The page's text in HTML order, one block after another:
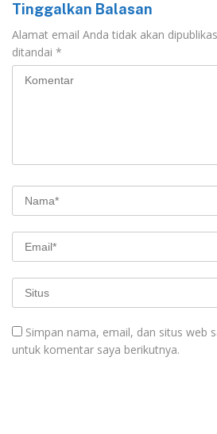
Tinggalkan Balasan
Alamat email Anda tidak akan
ditandai *
Simpan nama, email, dan situs web
untuk komentar saya berikutnya.